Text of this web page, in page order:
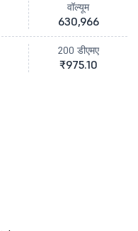
वॉल्यूम
630,966
200 डीएमए
₹975.10